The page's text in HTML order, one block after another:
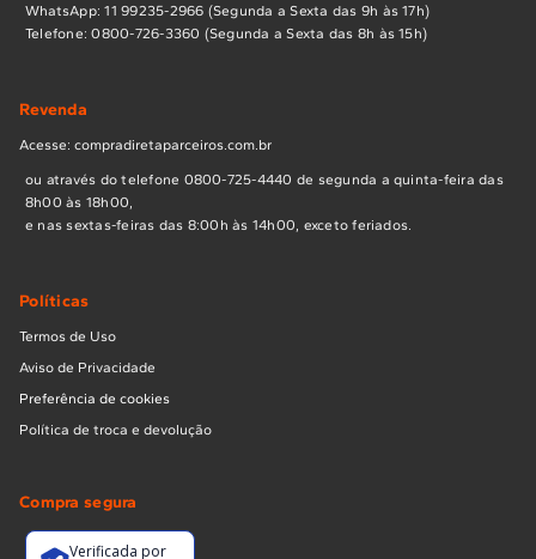
WhatsApp: 11 99235-2966 (Segunda a Sexta das 9h às 17h)
Telefone: 0800-726-3360 (Segunda a Sexta das 8h às 15h)
Revenda
Acesse: compradiretaparceiros.com.br
ou através do telefone 0800-725-4440 de segunda a quinta-feira das
8h00 às 18h00,
e nas sextas-feiras das 8:00h às 14h00, exceto feriados.
Políticas
Termos de Uso
Aviso de Privacidade
Preferência de cookies
Política de troca e devolução
Compra segura
Verificada por